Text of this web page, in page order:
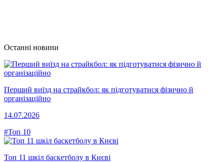
Останні новини
Перший виїзд на страйкбол: як підготуватися фізично й
організаційно
14.07.2026
#Топ 10
Топ 11 шкіл баскетболу в Києві